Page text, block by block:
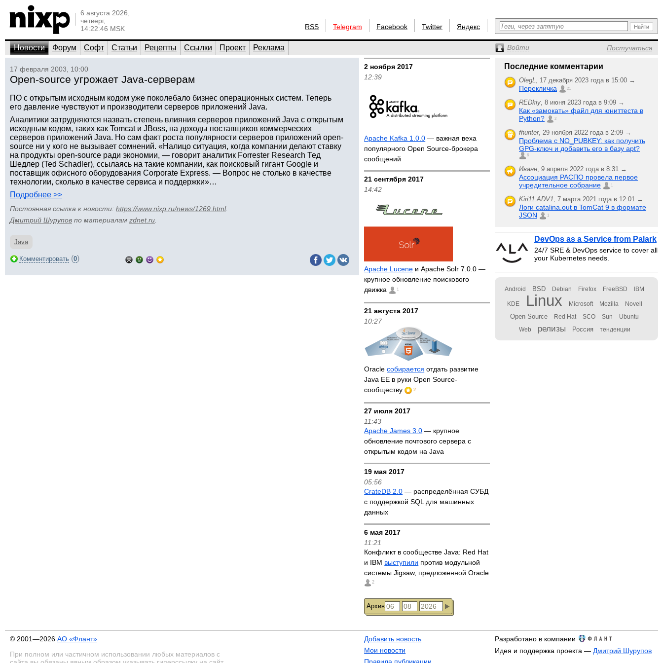
6 августа 2026,
четверг,
14:22:46 MSK
RSS Telegram Facebook Twitter Яндекс
Новости Форум Софт Статьи Рецепты Ссылки Проект Реклама Войти Постучаться
17 февраля 2003, 10:00
Open-source угрожает Java-серверам
ПО с открытым исходным кодом уже поколебало бизнес операционных систем. Теперь
его давление чувствуют и производители серверов приложений Java.
Аналитики затрудняются назвать степень влияния серверов приложений Java с открытым
исходным кодом, таких как Tomcat и JBoss, на доходы поставщиков коммерческих
серверов приложений Java. Но сам факт роста популярности серверов приложений open-
source ни у кого не вызывает сомнений. «Налицо ситуация, когда компании делают ставку
на продукты open-source ради экономии, — говорит аналитик Forrester Research Тед
Шедлер (Ted Schadler), ссылаясь на такие компании, как поисковый гигант Google и
поставщик офисного оборудования Corporate Express. — Вопрос не столько в качестве
технологии, сколько в качестве сервиса и поддержки»…
Подробнее >>
Постоянная ссылка к новости: https://www.nixp.ru/news/1269.html.
Дмитрий Шурупов по материалам zdnet.ru
Java
Комментировать (0)
2 ноября 2017
12:39
Apache Kafka 1.0.0 — важная веха
популярного Open Source-брокера
сообщений
21 сентября 2017
14:42
Apache Lucene и Apache Solr 7.0.0 —
крупное обновление поискового
движка
1
21 августа 2017
10:27
Oracleсобирается отдать развитие
Java EE в руки Open Source-
сообществу
2
27 июля 2017
11:43
Apache James 3.0 — крупное
обновление почтового сервера с
открытым кодом на Java
19 мая 2017
05:56
CrateDB 2.0 — распределённая СУБД
с поддержкой SQL для машинных
данных
6 мая 2017
11:21
Конфликт в сообществе Java: Red Hat
и IBM выступили против модульной
системы Jigsaw, предложенной Oracle
2
Архив
Последние комментарии
OlegL, 17 декабря 2023 года в 15:00 →
Перекличка 21
REDkiy, 8 июня 2023 года в 9:09 →
Как «замокать» файл для юниттеста в
Python?
2
fhunter, 29 ноября 2022 года в 2:09 →
Проблема с NO_PUBKEY: как получить
GPG-ключ и добавить его в базу apt?
6
Иванн, 9 апреля 2022 года в 8:31 →
Ассоциация РАСПО провела первое
учредительное собрание
1
Kiri11.ADV1, 7 марта 2021 года в 12:01 →
Логи catalina.out в TomCat 9 в формате
JSON
1
DevOps as a Service from Palark
24/7 SRE & DevOps service to cover all
your Kubernetes needs.
Android BSD Debian Firefox FreeBSD IBM
KDE Linux Microsoft Mozilla Novell
Open Source Red Hat SCO Sun Ubuntu
Web релизы Россия тенденции
© 2001—2026 АО «Флант»
При полном или частичном использовании любых материалов с
Добавить новость
Мои новости
Разработано в компании
Идея и поддержка проекта — Дмитрий Шурупов